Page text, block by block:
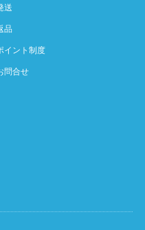
送
品
イント制度
問合せ